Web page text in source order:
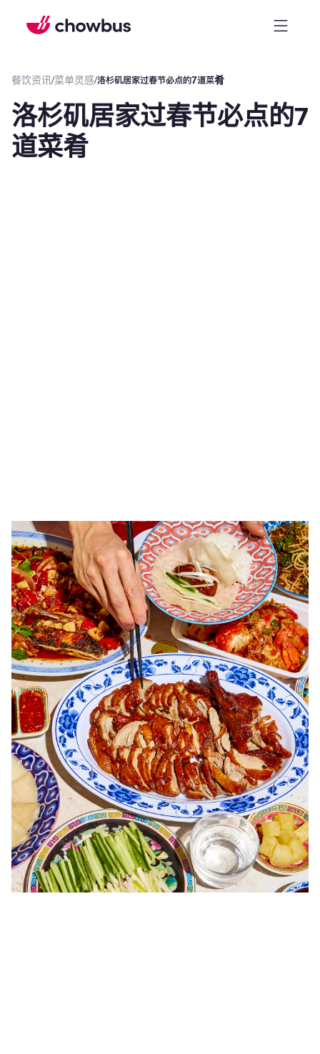
餐饮资讯/菜单灵感/洛杉矶居家过春节必点的7道菜肴
洛杉矶居家过春节必点的7
道菜肴